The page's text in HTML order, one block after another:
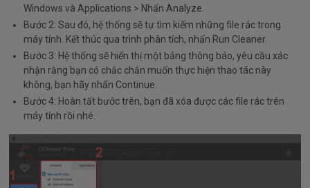
Windows và Applications > Nhấn Analyze.
Bước 2: Sau đó, hệ thống sẽ tự tìm kiếm những file rác trong
máy tính. Kết thúc qua trình phân tích, nhấn Run Cleaner.
Bước 3: Hệ thống sẽ hiển thị một bảng thông báo, yêu cầu xác
nhận rằng bạn có chắc chắn muốn thực hiện thao tác này
không, bạn hãy nhấn Continue.
Bước 4: Hoàn tất bước trên, bạn đã xóa được các file rác trên
máy tính rồi nhé.